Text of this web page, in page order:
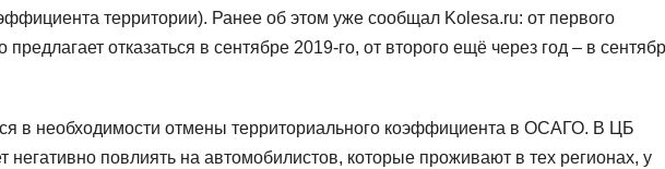
территории). Ранее об этом уже сообщал Kolesa.ru: от первого
предлагает отказаться в сентябре 2019-го, от второго ещё через год – в
в необходимости отмены территориального коэффициента в ОСАГО. В ЦБ
негативно повлиять на автомобилистов, которые проживают в тех регионах, у